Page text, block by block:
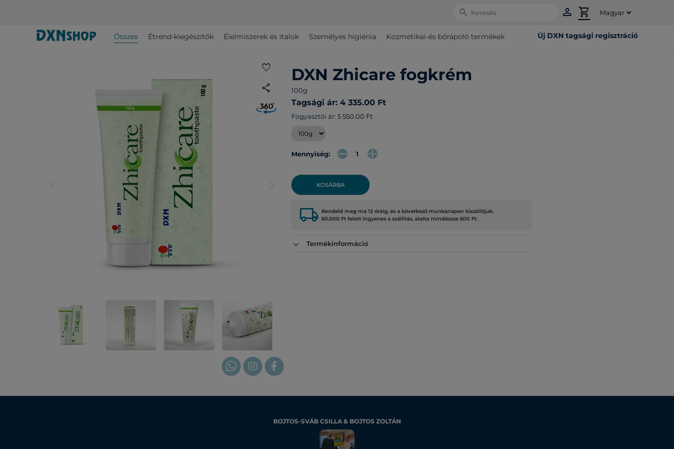
Search person shopping_cart
Összes Étrend-kiegészítők Élelmiszerek és italok Személyes higiénia Kozmetikai-és bőrápoló termékek Új DXN tagsági regisztráció
favorite
share
DXN Zhicare fogkrém
100g
Tagsági ár: 4 335.00 Ft
Fogyasztói ár: 5 550.00 Ft
Mennyiség:
KOSÁRBA
local_shipping Rendeld meg ma 12 óráig, és a következő munkanapon kiszállítjuk.
60.000 Ft felett ingyenes a szállítás, alatta mindössze 600 Ft.
Termékinformáció
BOJTOS-SVÁB CSILLA & BOJTOS ZOLTÁN